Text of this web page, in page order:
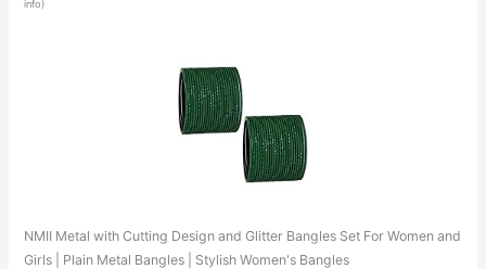
info)
NMII Metal with Cutting Design and Glitter Bangles Set For Women and
Girls | Plain Metal Bangles | Stylish Women's Bangles